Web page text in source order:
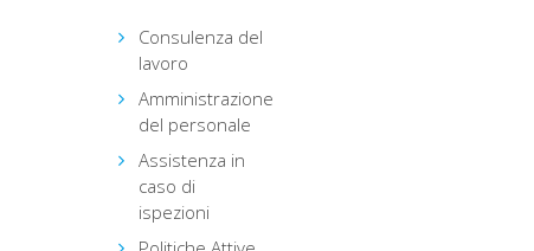
Consulenza del
lavoro
Amministrazione
del personale
Assistenza in
caso di
ispezioni